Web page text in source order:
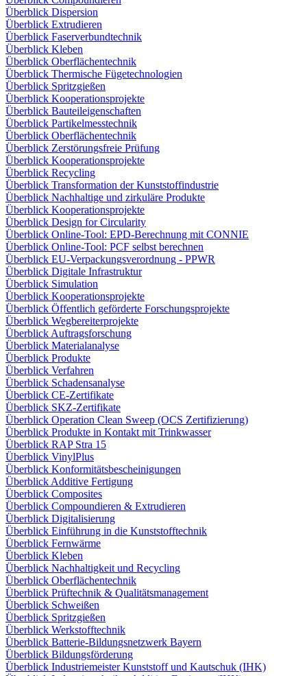
Überblick Dispersion
Überblick Extrudieren
Überblick Faserverbundtechnik
Überblick Kleben
Überblick Oberflächentechnik
Überblick Thermische Fügetechnologien
Überblick Spritzgießen
Überblick Kooperationsprojekte
Überblick Bauteileigenschaften
Überblick Partikelmesstechnik
Überblick Oberflächentechnik
Überblick Zerstörungsfreie Prüfung
Überblick Kooperationsprojekte
Überblick Recycling
Überblick Transformation der Kunststoffindustrie
Überblick Nachhaltige und zirkuläre Produkte
Überblick Kooperationsprojekte
Überblick Design for Circularity
Überblick Online-Tool: EPD-Berechnung mit CONNIE
Überblick Online-Tool: PCF selbst berechnen
Überblick EU-Verpackungsverordnung - PPWR
Überblick Digitale Infrastruktur
Überblick Simulation
Überblick Kooperationsprojekte
Überblick Öffentlich geförderte Forschungsprojekte
Überblick Wegbereiterprojekte
Überblick Auftragsforschung
Überblick Materialanalyse
Überblick Produkte
Überblick Verfahren
Überblick Schadensanalyse
Überblick CE-Zertifikate
Überblick SKZ-Zertifikate
Überblick Operation Clean Sweep (OCS Zertifizierung)
Überblick Produkte in Kontakt mit Trinkwasser
Überblick RAP Stra 15
Überblick VinylPlus
Überblick Konformitätsbescheinigungen
Überblick Additive Fertigung
Überblick Composites
Überblick Compoundieren & Extrudieren
Überblick Digitalisierung
Überblick Einführung in die Kunststofftechnik
Überblick Fernwärme
Überblick Kleben
Überblick Nachhaltigkeit und Recycling
Überblick Oberflächentechnik
Überblick Prüftechnik & Qualitätsmanagement
Überblick Schweißen
Überblick Spritzgießen
Überblick Werkstofftechnik
Überblick Batterie-Bildungsnetzwerk Bayern
Überblick Bildungsförderung
Überblick Industriemeister Kunststoff und Kautschuk (IHK)